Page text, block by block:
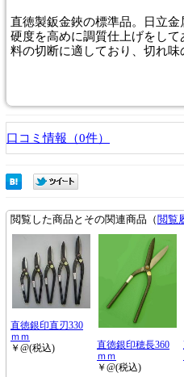
直徳製鈑金鋏の標準品。日立
硬度を高めに調質仕上げをし
料の切断に適しており、切れ味
口コミ情報（0件）